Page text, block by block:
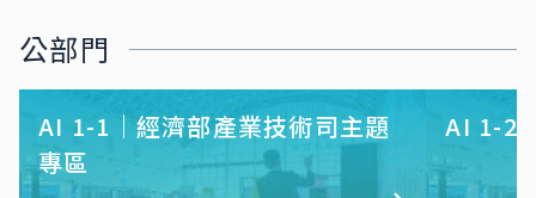
公部門
AI 1-1｜經濟部產業技術司主題
專區
AI 1-2